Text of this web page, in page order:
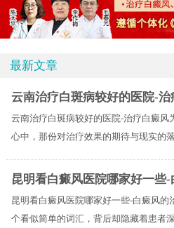
最新文章
云南治疗白斑病较好的医院-
云南治疗白斑病较好的医院-治疗白癜风
心中，那份对治疗效果的期待与现实的
昆明看白癜风医院哪家好一些
昆明看白癜风医院哪家好一些-白癜风
个看似简单的词汇，背后却隐藏着患者